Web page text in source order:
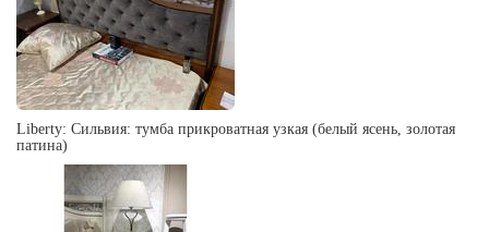
Liberty: Сильвия: тумба прикроватная узкая (белый ясень, золотая
патина)